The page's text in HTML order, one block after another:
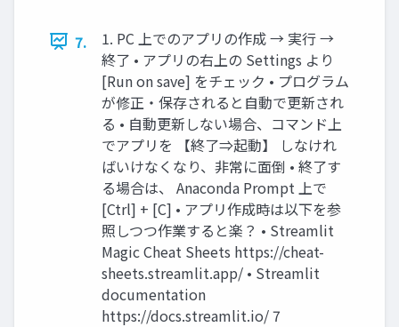
7.
1. PC 上でのアプリの作成 → 実行 →
終了 • アプリの右上の Settings より
[Run on save] をチェック • プログラム
が修正・保存されると自動で更新され
る • 自動更新しない場合、コマンド上
でアプリを 【終了⇒起動】 しなけれ
ばいけなくなり、非常に面倒 • 終了す
る場合は、 Anaconda Prompt 上で
[Ctrl] + [C] • アプリ作成時は以下を参
照しつつ作業すると楽？ • Streamlit
Magic Cheat Sheets https://cheat-
sheets.streamlit.app/ • Streamlit
documentation
https://docs.streamlit.io/ 7